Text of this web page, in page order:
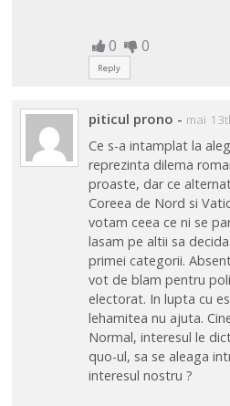
0 0
Reply
piticul prono - mai
Ce s-a intamplat la
reprezinta dilema
proaste, dar ce
Coreea de Nord si
votam ceea ce ni se
lasam pe altii sa
primei categorii.
vot de blam pentru
electorat. In lupta cu
lehamitea nu ajuta.
Normal, interesul le
quo-ul, sa se aleaga
interesul nostru ?